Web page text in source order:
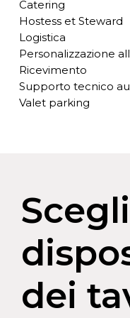
Catering
Hostess et Steward
Logistica
Personalizzazione
Ricevimento
Supporto tecnico
Valet parking
dei